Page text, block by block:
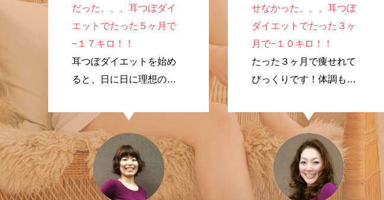
だった、、、耳つぼダイ
エットでたった５ヶ月で
−１７キロ！！
耳つぼダイエットを始め
ると、日に日に理想のプ
いきました！
せなかった、、、耳つぼ
ダイエットでたった３ヶ
月で−１０キロ！！
たった３ヶ月で痩せれて
びっくりです！体調も良
です。